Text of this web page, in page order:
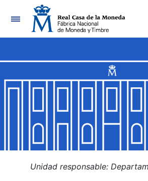
Navegación
Mostrar/Ocultar
Mostrar/Ocultar
Mostrar/Ocultar
Unidad responsable: